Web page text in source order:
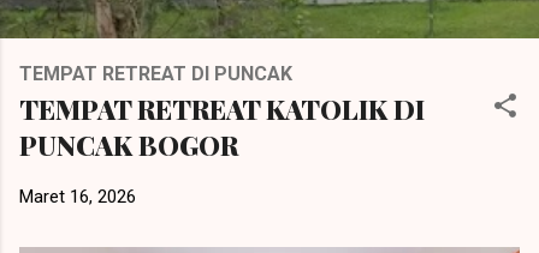
TEMPAT RETREAT DI PUNCAK
TEMPAT RETREAT KATOLIK DI
PUNCAK BOGOR
Maret 16, 2026